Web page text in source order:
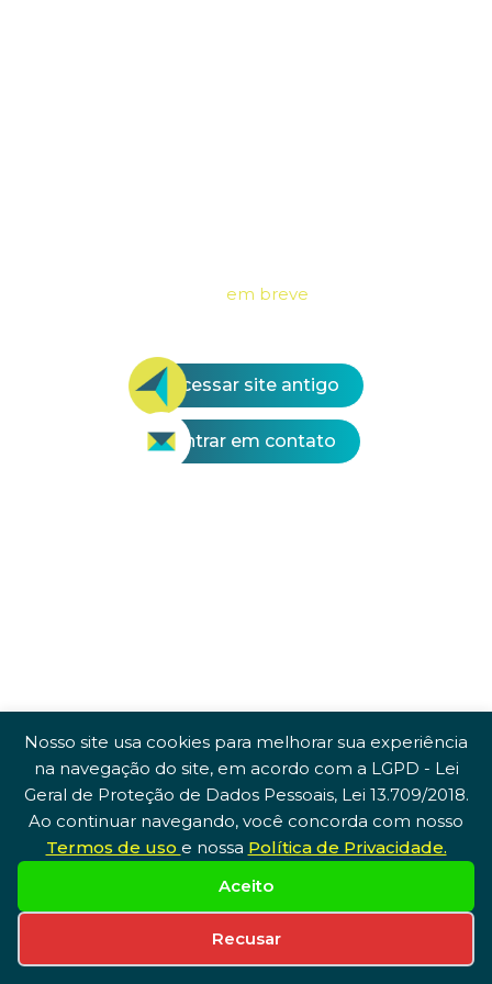
Nosso site usa cookies para melhorar sua experiência
na navegação do site, em acordo com a LGPD - Lei
Geral de Proteção de Dados Pessoais, Lei 13.709/2018.
Ao continuar navegando, você concorda com nosso
Termos de uso e nossa Política de Privacidade.
Aceito
Recusar
em breve
Acessar site antigo
Entrar em contato